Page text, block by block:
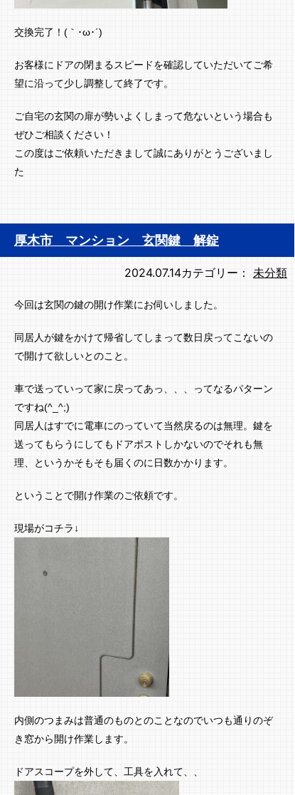
交換完了！(｀･ω･´)ゞ
お客様にドアの閉まるスピードを確認していただいてご希
望に沿って少し調整して終了です。
ご自宅の玄関の扉が勢いよくしまって危ないという場合も
ぜひご相談ください！
この度はご依頼いただきまして誠にありがとうございまし
た
厚木市 マンション 玄関鍵 解錠
2024.07.14カテゴリー： 未分類
今回は玄関の鍵の開け作業にお伺いしました。
同居人が鍵をかけて帰省してしまって数日戻ってこないの
で開けて欲しいとのこと。
車で送っていって家に戻ってあっ、、、ってなるパターン
ですね(^_^;)
同居人はすでに電車にのっていて当然戻るのは無理。鍵を
送ってもらうにしてもドアポストしかないのでそれも無
理、というかそもそも届くのに日数かかります。
ということで開け作業のご依頼です。
現場がコチラ↓
内側のつまみは普通のものとのことなのでいつも通りのぞ
き窓から開け作業します。
ドアスコープを外して、工具を入れて、、